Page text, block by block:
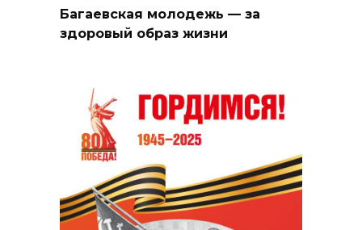
Багаевская молодежь — за
здоровый образ жизни